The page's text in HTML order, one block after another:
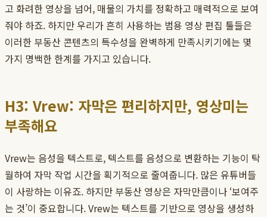
고 화려한 영상을 넘어, 매물의 가치를 정확하고 매력적으로 보여
줘야 하죠. 하지만 우리가 흔히 사용하는 범용 영상 편집 툴들은
이러한 부동산 콘텐츠의 특수성을 완벽하게 만족시키기에는 몇
가지 명백한 한계를 가지고 있습니다.
H3: Vrew: 자막은 편리하지만, 영상미는
부족해요
Vrew는 음성을 텍스트로, 텍스트를 음성으로 변환하는 기능이 탁
월하여 자막 작업 시간을 획기적으로 줄여줍니다. 많은 유튜버들
이 사랑하는 이유죠. 하지만 부동산 영상은 자막만큼이나 ‘보여주
는 것’이 중요합니다. Vrew는 텍스트를 기반으로 영상을 생성하